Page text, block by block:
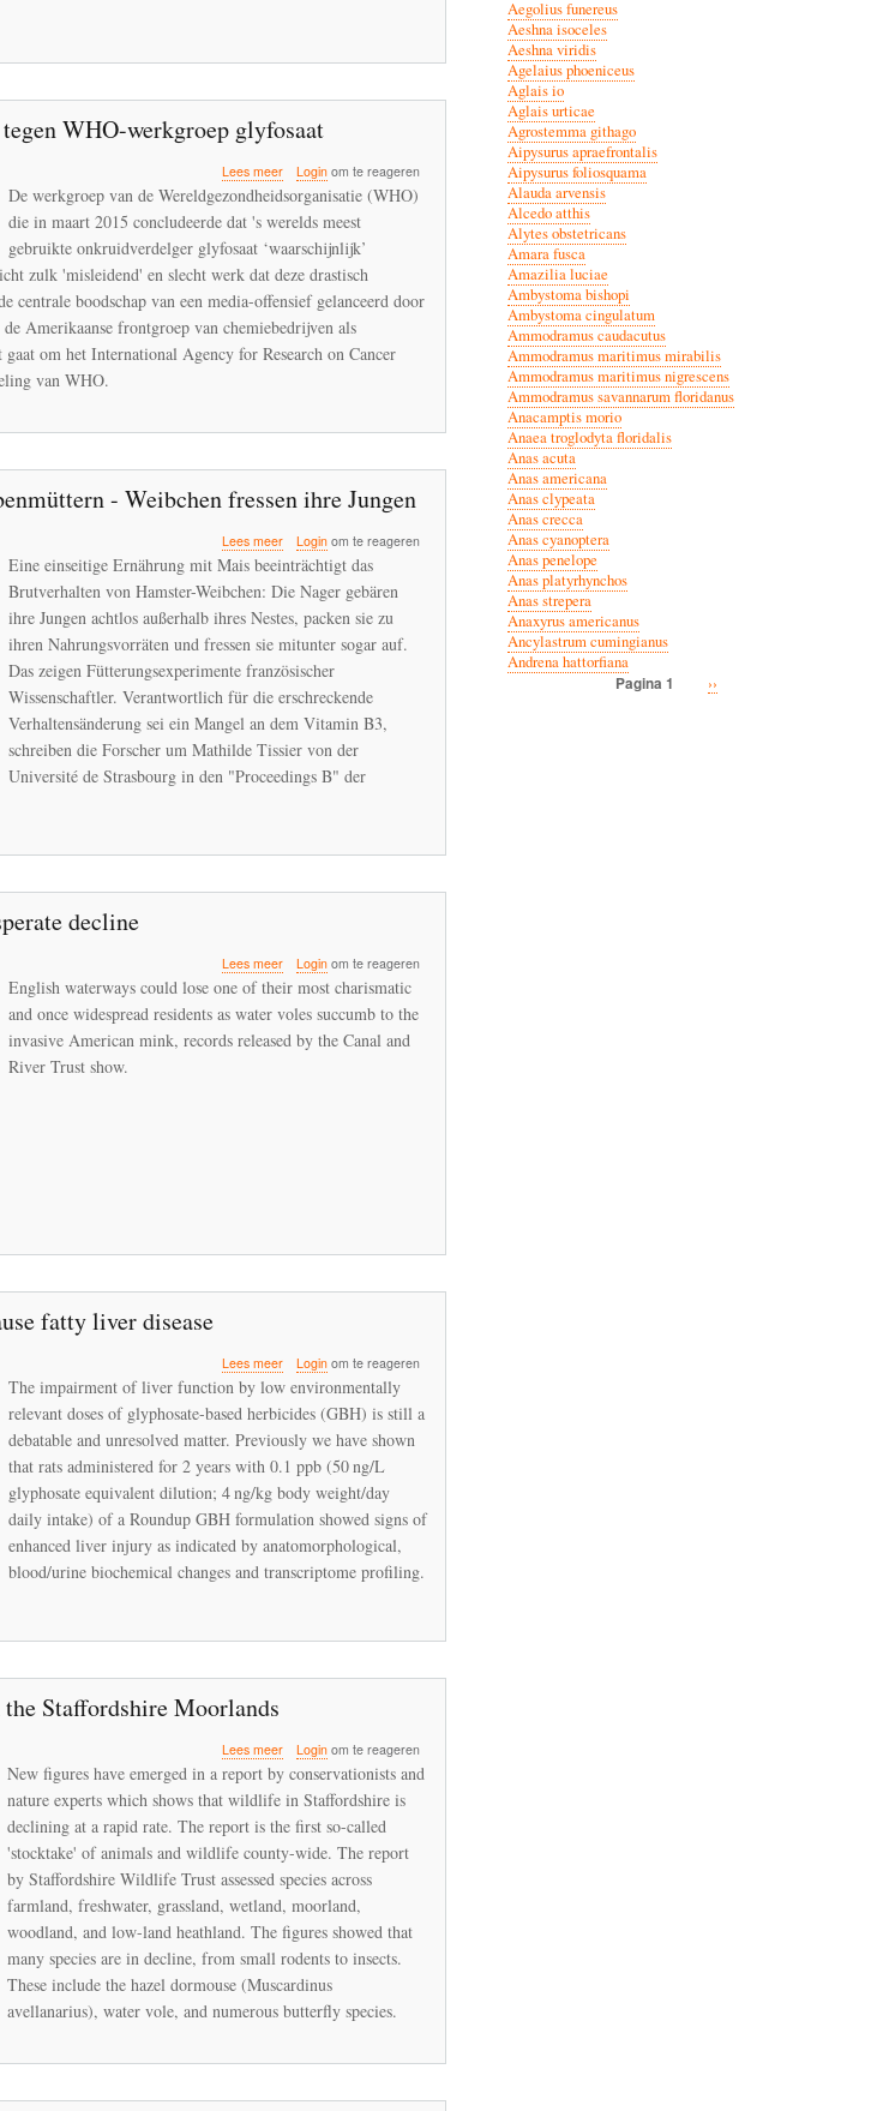
WHO-werkgroep glyfosaat
Lees meer over
Chemielobby
start
offensief
tegen
WHO-
werkgroep
glyfosaat
Login om te reageren
De werkgroep van de Wereldgezondheidsorganisatie (WHO)
die in maart 2015 concludeerde dat 's werelds meest
gebruikte onkruidverdelger glyfosaat ‘waarschijnlijk’
zulk 'misleidend' en slecht werk dat deze drastisch
centrale boodschap van een media-offensief gelanceerd door
Amerikaanse frontgroep van chemiebedrijven als
om het International Agency for Research on Cancer
van WHO.
- Weibchen fressen ihre Jungen
Lees meer over
Mais
Hamster
zu
Rabenmüttern
-
Weibchen
fressen
ihre
Jungen
Login om te reageren
Eine einseitige Ernährung mit Mais beeinträchtigt das
Brutverhalten von Hamster-Weibchen: Die Nager gebären
ihre Jungen achtlos außerhalb ihres Nestes, packen sie zu
ihren Nahrungsvorräten und fressen sie mitunter sogar auf.
Das zeigen Fütterungsexperimente französischer
Wissenschaftler. Verantwortlich für die erschreckende
Verhaltensänderung sei ein Mangel an dem Vitamin B3,
schreiben die Forscher um Mathilde Tissier von der
Université de Strasbourg in den "Proceedings B" der
decline
Lees meer over
England's
voles
in
Login om te reageren
English waterways could lose one of their most charismatic
and once widespread residents as water voles succumb to the
invasive American mink, records released by the Canal and
River Trust show.
fatty liver disease
Lees meer over
Roundup
in
food
cause
liver
disease
Login om te reageren
The impairment of liver function by low environmentally
relevant doses of glyphosate-based herbicides (GBH) is still a
debatable and unresolved matter. Previously we have shown
that rats administered for 2 years with 0.1 ppb (50 ng/L
glyphosate equivalent dilution; 4 ng/kg body weight/day
daily intake) of a Roundup GBH formulation showed signs of
enhanced liver injury as indicated by anatomorphological,
blood/urine biochemical changes and transcriptome profiling.
Staffordshire Moorlands
Lees meer over
on
the
decline
the
Staffordshire
Moorlands
Login om te reageren
New figures have emerged in a report by conservationists and
nature experts which shows that wildlife in Staffordshire is
declining at a rapid rate. The report is the first so-called
'stocktake' of animals and wildlife county-wide. The report
by Staffordshire Wildlife Trust assessed species across
farmland, freshwater, grassland, wetland, moorland,
woodland, and low-land heathland. The figures showed that
many species are in decline, from small rodents to insects.
These include the hazel dormouse (Muscardinus
avellanarius), water vole, and numerous butterfly species.
Aegolius funereus
Aeshna isoceles
Aeshna viridis
Agelaius phoeniceus
Aglais io
Aglais urticae
Agrostemma githago
Aipysurus apraefrontalis
Aipysurus foliosquama
Alauda arvensis
Alcedo atthis
Alytes obstetricans
Amara fusca
Amazilia luciae
Ambystoma bishopi
Ambystoma cingulatum
Ammodramus caudacutus
Ammodramus maritimus mirabilis
Ammodramus maritimus nigrescens
Ammodramus savannarum floridanus
Anacamptis morio
Anaea troglodyta floridalis
Anas acuta
Anas americana
Anas clypeata
Anas crecca
Anas cyanoptera
Anas penelope
Anas platyrhynchos
Anas strepera
Anaxyrus americanus
Ancylastrum cumingianus
Andrena hattorfiana
Pagina 1
Volgende
››